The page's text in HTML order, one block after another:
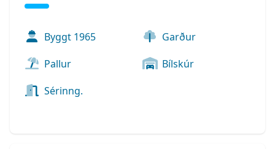
Byggt 1965
Garður
Pallur
Bílskúr
Sérinng.